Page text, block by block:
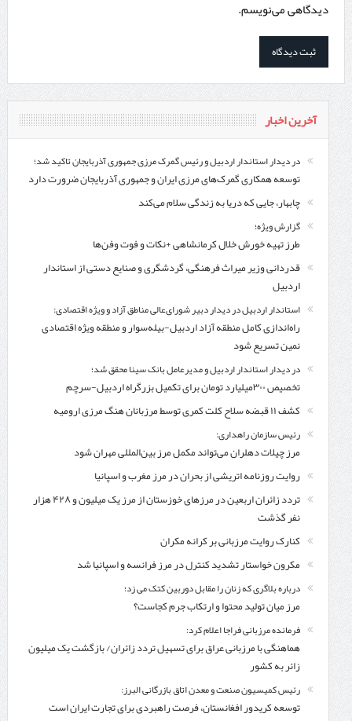
دیدگاهی می‌نویسم.
آخرین اخبار
در دیدار استاندار اردبیل و رئیس گمرک مرزی جمهوری آذربایجان تاکید شد؛
توسعه همکاری گمرک‌های مرزی ایران و جمهوری آذربایجان ضرورت دارد
چابهار، جایی که دریا به زندگی سلام می‌کند
گزارش ویژه؛
طرز تهیه خورش خلال کرمانشاهی +نکات و فوت وفن‌ها
قدردانی وزیر میراث فرهنگی، گردشگری و صنایع دستی از استاندار
اردبیل
استاندار اردبیل در دیدار دبیر شورای‌عالی مناطق آزاد و ویژه اقتصادی:
راه‌اندازی کامل منطقه آزاد اردبیل-بیله‌سوار و منطقه ویژه اقتصادی
نمین تسریع شود
در دیدار استاندار اردبیل و مدیرعامل بانک سینا محقق شد؛
تخصیص ۳۰۰میلیارد تومان برای تکمیل بزرگراه اردبیل-سرچم
کشف ۱۱ قبضه سلاح کلت کمری توسط مرزبانان هنگ مرزی ارومیه
رئیس سازمان راهداری:
مرز چیلات دهلران می‌تواند مکمل مرز بین‌المللی مهران شود
روایت روزنامه اتریشی از بحران در مرز مغرب و اسپانیا
تردد زائران اربعین در مرزهای خوزستان از مرز یک میلیون و ۴۲۸ هزار
نفر گذشت
کنارک روایت مرزبانی بر کرانه مکران
مکرون خواستار تشدید کنترل‌ در مرز فرانسه و اسپانیا شد
درباره بلاگری که زنان را مقابل دوربین کتک می زد؛
مرز میان تولید محتوا و ارتکاب جرم کجاست؟
فرمانده مرزبانی فراجا اعلام کرد:
هماهنگی با مرزبانی عراق برای تسهیل تردد زائران/ بازگشت یک میلیون
زائر به کشور
رئیس کمیسیون صنعت و معدن اتاق بازرگانی البرز:
توسعه کریدور افغانستان، فرصت راهبردی برای تجارت ایران است